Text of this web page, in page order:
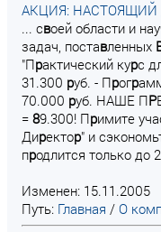
АКЦИЯ: НАСТОЯЩИЙ
... своей области и
задач, поставленных
"Практический курс
31.300 руб. - Прогр
70.000 руб. НАШЕ ПР
= 89.300! Примите
Директор" и
продлится только до
Изменен: 15.11.2005
Путь: Главная / О